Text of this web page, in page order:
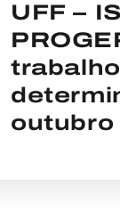
UFF –
outubro